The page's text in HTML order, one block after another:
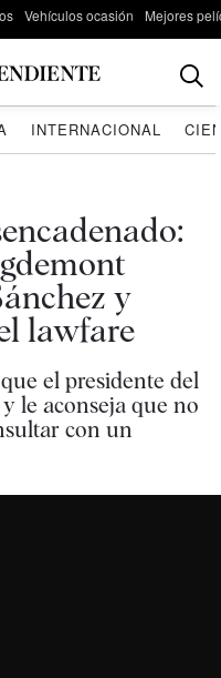
Vehículos ocasión Mejores
INTERNACIONAL
y
lawfare
el presidente del
le aconseja que no
con un